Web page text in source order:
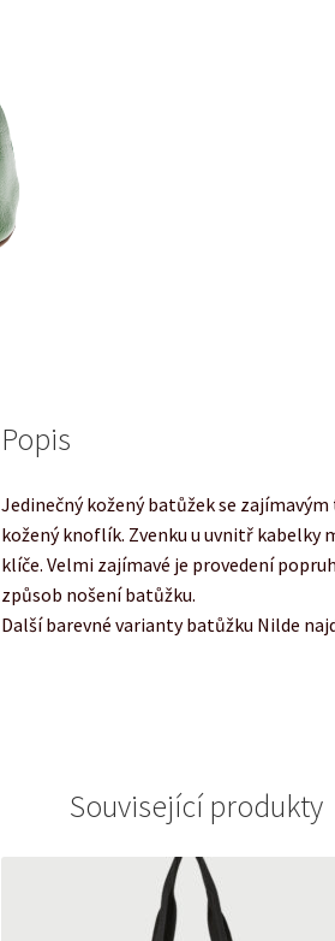
Popis
Jedinečný kožený batůžek se
kožený knoflík. Zvenku u uvnitř kabelky
klíče. Velmi zajímavé je provedení
způsob nošení batůžku.
Další barevné varianty batůžku Nilde
Související produkty